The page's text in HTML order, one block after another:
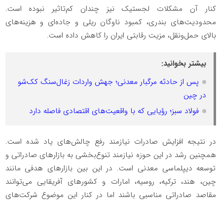
کنار آن مشکلات لجستیک نیز چندان کم‌تاثیر نبوده است.
محدودیت‌های بندری، کمبود ناوگان ریلی و جاده‌ای و هزینه‌‌های
بالای حمل‌ونقل، مزیت رقابتی ایران را کاهش داده است.
بیشتر بخوانید:
پس از حادثه مرگبار معدنی؛ جهش واردات زغال‌سنگ کک‌شو
در چین
فولاد سبز؛ رؤیایی که با واقعیت‌های اقتصادی فاصله دارد
در نتیجه افزایش صادرات نیازمند رفع چالش‌های یاد شده است.
همچنین رشد در این حوزه نیازمند تنوع‌‌بخشی به بازارهای صادراتی و
توسعه دیپلماسی معدنی است. در این بین بازارهای هدفی مانند
چین، هند، ترکیه، روسیه، امارات و کشورهای آفریقایی می‌‌توانند
مقاصد صادراتی مناسبی باشند اما در کنار این موضوع شرکت‌های